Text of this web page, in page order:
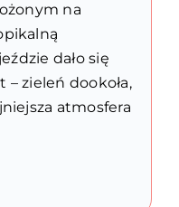
na
dało się
zieleń dookoła,
atmosfera